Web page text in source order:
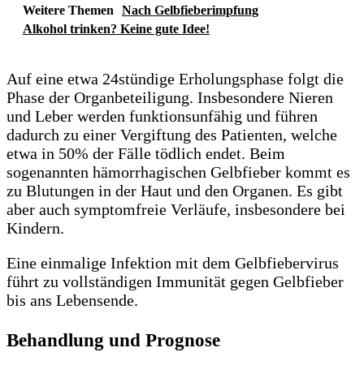
Weitere Themen
Nach Gelbfieberimpfung
Alkohol trinken? Keine gute Idee!
Auf eine etwa 24stündige Erholungsphase folgt die
Phase der Organbeteiligung. Insbesondere Nieren
und Leber werden funktionsunfähig und führen
dadurch zu einer Vergiftung des Patienten, welche
etwa in 50% der Fälle tödlich endet. Beim
sogenannten hämorrhagischen Gelbfieber kommt es
zu Blutungen in der Haut und den Organen. Es gibt
aber auch symptomfreie Verläufe, insbesondere bei
Kindern.
Eine einmalige Infektion mit dem Gelbfiebervirus
führt zu vollständigen Immunität gegen Gelbfieber
bis ans Lebensende.
Behandlung und Prognose